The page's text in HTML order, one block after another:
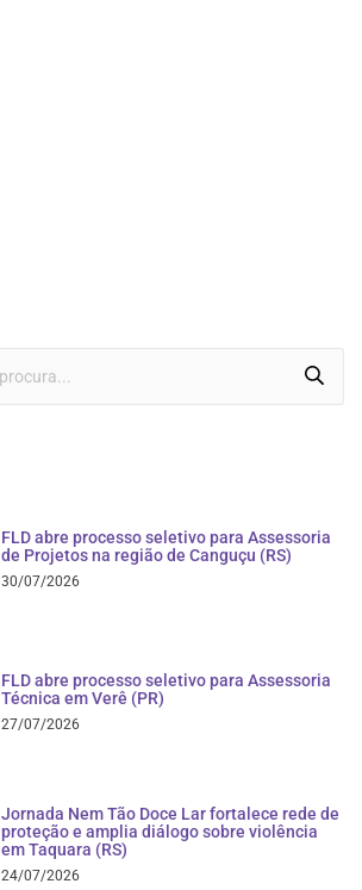
FLD abre processo seletivo para Assessoria
de Projetos na região de Canguçu (RS)
30/07/2026
FLD abre processo seletivo para Assessoria
Técnica em Verê (PR)
27/07/2026
Jornada Nem Tão Doce Lar fortalece rede de
proteção e amplia diálogo sobre violência
em Taquara (RS)
24/07/2026